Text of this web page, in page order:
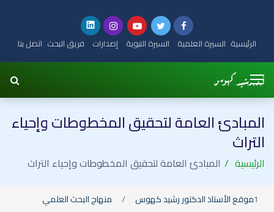
الرئيسية السيرة العلمية السيرة النبوية إصدارات فريق البحث اتصل بنا
المبادئ العامة لتحقيق المخطوطات وإحياء
التراث
الرئيسية المبادئ العامة لتحقيق المخطوطات وإحياء التراث
موقع الأستاذ الدكتور رشيد كهوس
منهاج البحث العلمي